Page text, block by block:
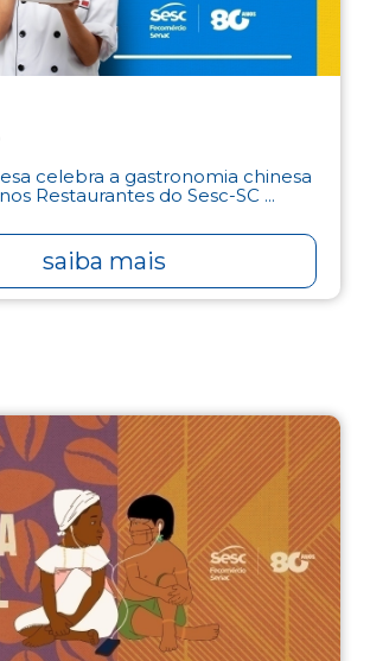
celebra a gastronomia chinesa
Restaurantes do Sesc-SC ...
saiba mais